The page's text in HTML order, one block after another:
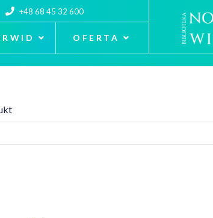
+48 68 45 32 600
OFERTA